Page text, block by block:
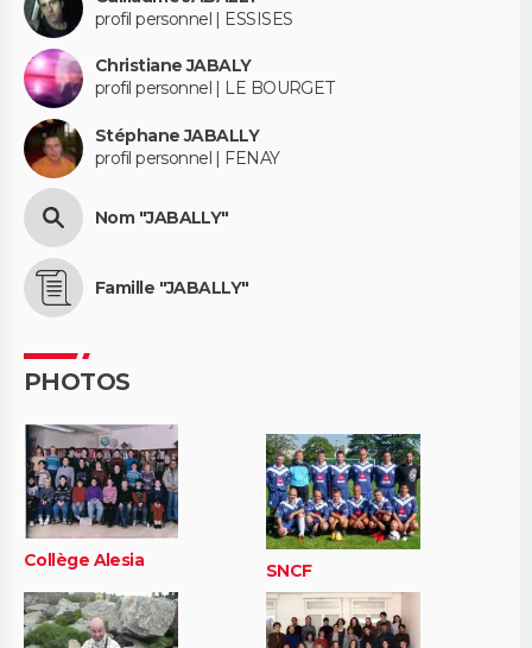
profil personnel | ESSISES
Christiane JABALY
profil personnel | LE BOURGET
Stéphane JABALLY
profil personnel | FENAY
Nom "JABALLY"
Famille "JABALLY"
PHOTOS
Collège Alesia SNCF